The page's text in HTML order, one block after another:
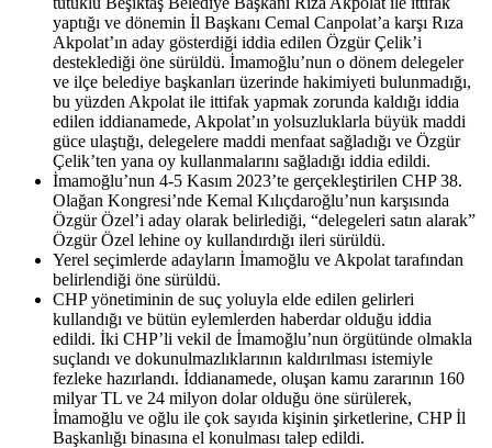
yaptığı ve dönemin İl Başkanı Cemal Canpolat’a karşı Rıza
Akpolat’ın aday gösterdiği iddia edilen Özgür Çelik’i
desteklediği öne sürüldü. İmamoğlu’nun o dönem delegeler
ve ilçe belediye başkanları üzerinde hakimiyeti bulunmadığı,
bu yüzden Akpolat ile ittifak yapmak zorunda kaldığı iddia
edilen iddianamede, Akpolat’ın yolsuzluklarla büyük maddi
güce ulaştığı, delegelere maddi menfaat sağladığı ve Özgür
Çelik’ten yana oy kullanmalarını sağladığı iddia edildi.
İmamoğlu’nun 4-5 Kasım 2023’te gerçekleştirilen CHP 38.
Olağan Kongresi’nde Kemal Kılıçdaroğlu’nun karşısında
Özgür Özel’i aday olarak belirlediği, “delegeleri satın alarak”
Özgür Özel lehine oy kullandırdığı ileri sürüldü.
Yerel seçimlerde adayların İmamoğlu ve Akpolat tarafından
belirlendiği öne sürüldü.
CHP yönetiminin de suç yoluyla elde edilen gelirleri
kullandığı ve bütün eylemlerden haberdar olduğu iddia
edildi. İki CHP’li vekil de İmamoğlu’nun örgütünde olmakla
suçlandı ve dokunulmazlıklarının kaldırılması istemiyle
fezleke hazırlandı. İddianamede, oluşan kamu zararının 160
milyar TL ve 24 milyon dolar olduğu öne sürülerek,
İmamoğlu ve oğlu ile çok sayıda kişinin şirketlerine, CHP İl
Başkanlığı binasına el konulması talep edildi.